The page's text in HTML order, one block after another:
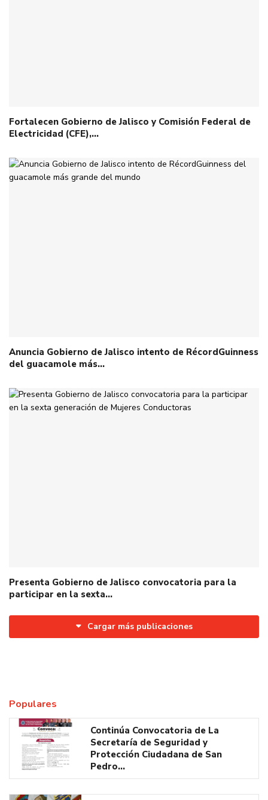
Fortalecen Gobierno de Jalisco y Comisión Federal de
Electricidad (CFE),…
Anuncia Gobierno de Jalisco intento de RécordGuinness
del guacamole más…
Presenta Gobierno de Jalisco convocatoria para la
participar en la sexta…
Cargar más publicaciones
Populares
Continúa Convocatoria de La
Secretaría de Seguridad y
Protección Ciudadana de San
Pedro…